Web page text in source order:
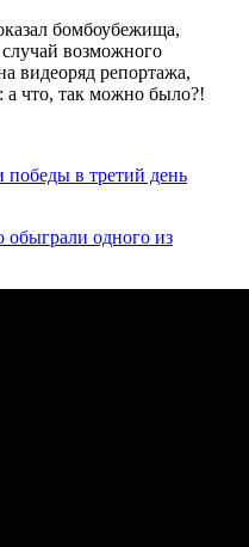
бомбоубежища,
возможного
видеоряд репортажа,
а что, так можно было?!
в третий день
одного из